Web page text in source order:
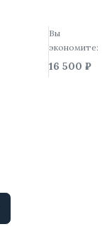
Вы
экономите:
16 500 ₽